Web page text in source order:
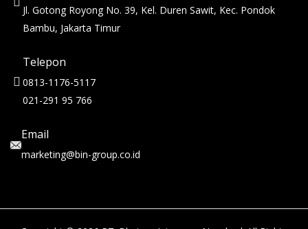
Jl. Gotong Royong No. 39, Kel. Duren Sawit, Kec. Pondok
Bambu, Jakarta Timur
Telepon
0813-1176-5117
021-291 95 766
Email
marketing@bin-group.co.id